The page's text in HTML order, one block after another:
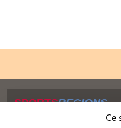
SPORTSREGIONS
Ce